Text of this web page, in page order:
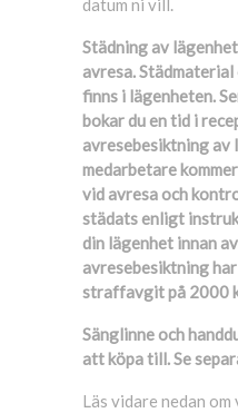
datum ni vill.
Städning av
avresa.
finns i lägenheten.
bokar du en tid i
avresebesiktning av
medarbetare
vid avresa och
städats enligt
din lägenhet innan
avresebesiktning
straffavgit på 2000
Sänglinne och
att köpa till. Se
Läs vidare nedan om